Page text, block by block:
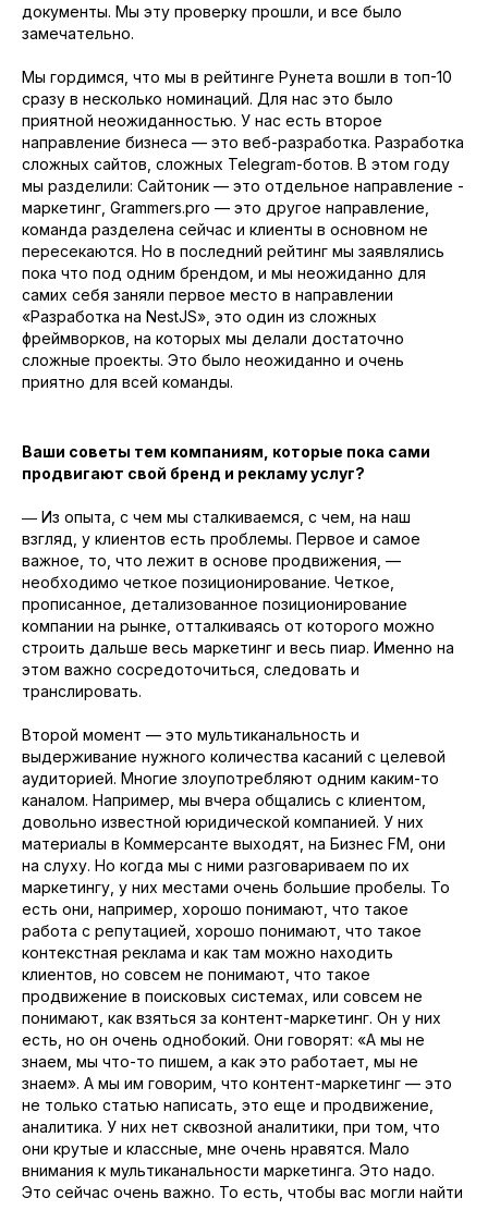
документы. Мы эту проверку прошли, и все было
замечательно.
Мы гордимся, что мы в рейтинге Рунета вошли в топ-10
сразу в несколько номинаций. Для нас это было
приятной неожиданностью. У нас есть второе
направление бизнеса — это веб-разработка. Разработка
сложных сайтов, сложных Telegram-ботов. В этом году
мы разделили: Сайтоник — это отдельное направление -
маркетинг, Grammers.pro — это другое направление,
команда разделена сейчас и клиенты в основном не
пересекаются. Но в последний рейтинг мы заявлялись
пока что под одним брендом, и мы неожиданно для
самих себя заняли первое место в направлении
«Разработка на NestJS», это один из сложных
фреймворков, на которых мы делали достаточно
сложные проекты. Это было неожиданно и очень
приятно для всей команды.
Ваши советы тем компаниям, которые пока сами
продвигают свой бренд и рекламу услуг?
― Из опыта, с чем мы сталкиваемся, с чем, на наш
взгляд, у клиентов есть проблемы. Первое и самое
важное, то, что лежит в основе продвижения, —
необходимо четкое позиционирование. Четкое,
прописанное, детализованное позиционирование
компании на рынке, отталкиваясь от которого можно
строить дальше весь маркетинг и весь пиар. Именно на
этом важно сосредоточиться, следовать и
транслировать.
Второй момент — это мультиканальность и
выдерживание нужного количества касаний с целевой
аудиторией. Многие злоупотребляют одним каким-то
каналом. Например, мы вчера общались с клиентом,
довольно известной юридической компанией. У них
материалы в Коммерсанте выходят, на Бизнес FM, они
на слуху. Но когда мы с ними разговариваем по их
маркетингу, у них местами очень большие пробелы. То
есть они, например, хорошо понимают, что такое
работа с репутацией, хорошо понимают, что такое
контекстная реклама и как там можно находить
клиентов, но совсем не понимают, что такое
продвижение в поисковых системах, или совсем не
понимают, как взяться за контент-маркетинг. Он у них
есть, но он очень однобокий. Они говорят: «А мы не
знаем, мы что-то пишем, а как это работает, мы не
знаем». А мы им говорим, что контент-маркетинг — это
не только статью написать, это еще и продвижение,
аналитика. У них нет сквозной аналитики, при том, что
они крутые и классные, мне очень нравятся. Мало
внимания к мультиканальности маркетинга. Это надо.
Это сейчас очень важно. То есть, чтобы вас могли найти